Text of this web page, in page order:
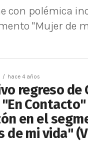
con polémica
"Mujer de
hace 4 años
regreso de
"En
en el
de mi vida"